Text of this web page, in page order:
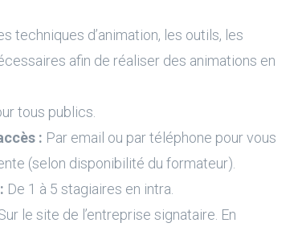
techniques d’animation, les outils, les
afin de réaliser des animations en
tous publics.
: Par email ou par téléphone pour vous
(selon disponibilité du formateur).
De 1 à 5 stagiaires en intra.
le site de l’entreprise signataire. En